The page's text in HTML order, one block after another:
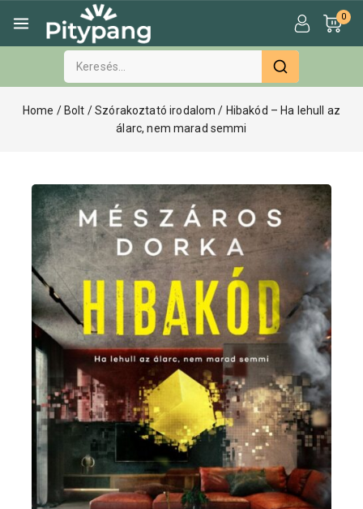
0
Home / Bolt /Szórakoztató irodalom / Hibakód – Ha lehull az
álarc, nem marad semmi